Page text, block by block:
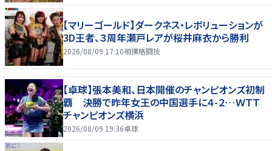
【マリーゴールド】ダークネス・レボリューションが
3D王者、３周年瀬戸レアが桜井麻衣から勝利
2026/08/09 17:10相撲格闘技
【卓球】張本美和、日本開催のチャンピオンズ初制
覇 決勝で昨年女王の中国選手に４-２…ＷＴＴ
チャンピオンズ横浜
2026/08/09 19:36卓球